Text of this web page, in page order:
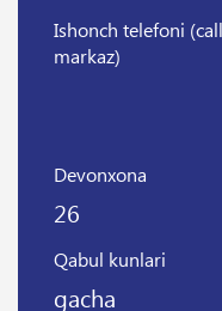
Ishonch telefoni (call
markaz)
Devonxona
26
Qabul kunlari
gacha